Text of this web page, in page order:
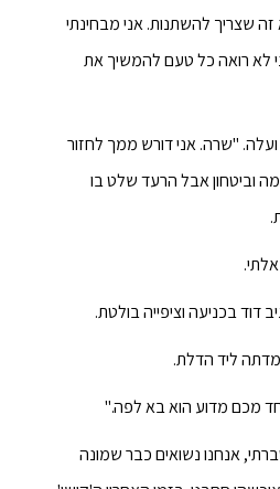
שצריך להשתנות. אני מבחינתי
לא רואה כל טעם להמשיך את
ועלה. "שרה. אני דורש ממך לחזור
וביטחון אבל הרעד שלט בו
בכניעה וציפייה בולטת.
ליד הדלת.
מכם מדוע הוא בא לפה."
אנחנו נשואים כבר שמונה